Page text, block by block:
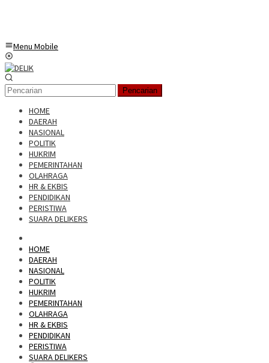
Menu Mobile
Pencarian
HOME
DAERAH
NASIONAL
POLITIK
HUKRIM
PEMERINTAHAN
OLAHRAGA
HR & EKBIS
PENDIDIKAN
PERISTIWA
SUARA DELIKERS
HOME
DAERAH
NASIONAL
POLITIK
HUKRIM
PEMERINTAHAN
OLAHRAGA
HR & EKBIS
PENDIDIKAN
PERISTIWA
SUARA DELIKERS